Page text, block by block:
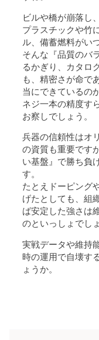
ビルや橋が崩落し
プラスチックや竹
ル、備蓄燃料がい
そんな『品質のバ
るかぎり、カタロ
も、精密さが命で
当にできているの
ネジ一本の精度す
お察しでしょう。
兵器の信頼性はオ
の資質も重要です
い基盤』で勝ち負
す。
たとえドーピング
げたとしても、組
ば安定した強さは
のといっしょでし
実戦データや維持
時の運用で自壊す
ょうか。